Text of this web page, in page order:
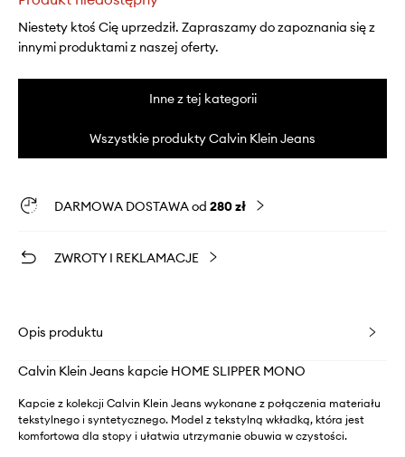
Niestety ktoś Cię uprzedził. Zapraszamy do zapoznania się z
innymi produktami z naszej oferty.
Inne z tej kategorii
Wszystkie produkty Calvin Klein Jeans
DARMOWA DOSTAWA od 280 zł
ZWROTY I REKLAMACJE
Opis produktu
Calvin Klein Jeans kapcie HOME SLIPPER MONO
Kapcie z kolekcji Calvin Klein Jeans wykonane z połączenia materiału
tekstylnego i syntetycznego. Model z tekstylną wkładką, która jest
komfortowa dla stopy i ułatwia utrzymanie obuwia w czystości.